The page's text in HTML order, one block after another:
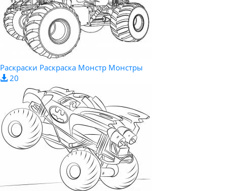
Раскраски Раскраска Монстр Монстры
20